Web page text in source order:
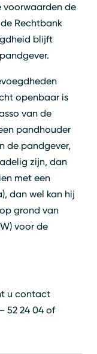
voorwaarden de
Rechtbank
blijft
openbaar is
van de
pandhouder
de pandgever,
zijn, dan
met een
dan wel kan hij
grond van
voor de
u contact
52 24 04 of